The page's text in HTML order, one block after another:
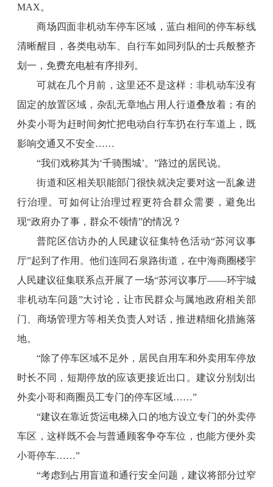
MAX。
商场四面非机动车停车区域，蓝白相间的停车标线
清晰醒目，各类电动车、自行车如同列队的士兵般整齐
划一，免费充电桩有序排列。
可就在几个月前，这里还不是这样：非机动车没有
固定的放置区域，杂乱无章地占用人行道叠放着；有的
外卖小哥为赶时间匆忙把电动自行车扔在行车道上，既
影响交通又不安全……
“我们戏称其为‘千骑围城’。”路过的居民说。
街道和区相关职能部门很快就决定要对这一乱象进
行治理。可如何让治理过程更符合群众需要，避免出
现“政府办了事，群众不领情”的情况？
普陀区信访办的人民建议征集特色活动“苏河议事
厅”起到了作用。他们连同石泉路街道，在中海商圈楼宇
人民建议征集联系点开展了一场“苏河议事厅——环宇城
非机动车问题”大讨论，让市民群众与属地政府相关部
门、商场管理方等相关负责人对话，推进精细化措施落
地。
“除了停车区域不足外，居民自用车和外卖用车停放
时长不同，短期停放的应该更接近出口。建议分别划出
外卖小哥和商圈员工专门的停车区域……”
“建议在靠近货运电梯入口的地方设立专门的外卖停
车区，这样既不会与普通顾客争夺车位，也能方便外卖
小哥停车……”
“考虑到占用盲道和通行安全问题，建议将部分过窄